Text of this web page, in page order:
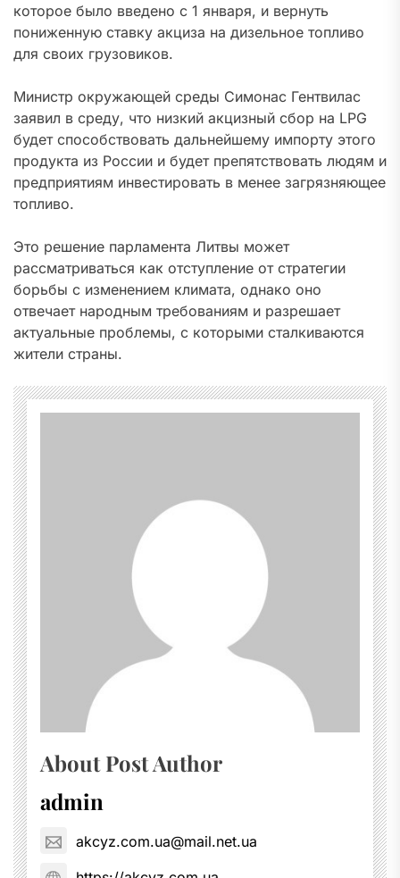
которое было введено с 1 января, и вернуть
пониженную ставку акциза на дизельное топливо
для своих грузовиков.
Министр окружающей среды Симонас Гентвилас
заявил в среду, что низкий акцизный сбор на LPG
будет способствовать дальнейшему импорту этого
продукта из России и будет препятствовать людям и
предприятиям инвестировать в менее загрязняющее
топливо.
Это решение парламента Литвы может
рассматриваться как отступление от стратегии
борьбы с изменением климата, однако оно
отвечает народным требованиям и разрешает
актуальные проблемы, с которыми сталкиваются
жители страны.
About Post Author
admin
akcyz.com.ua@mail.net.ua